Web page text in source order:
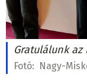
Gratulálunk
Fotó: Nagy-